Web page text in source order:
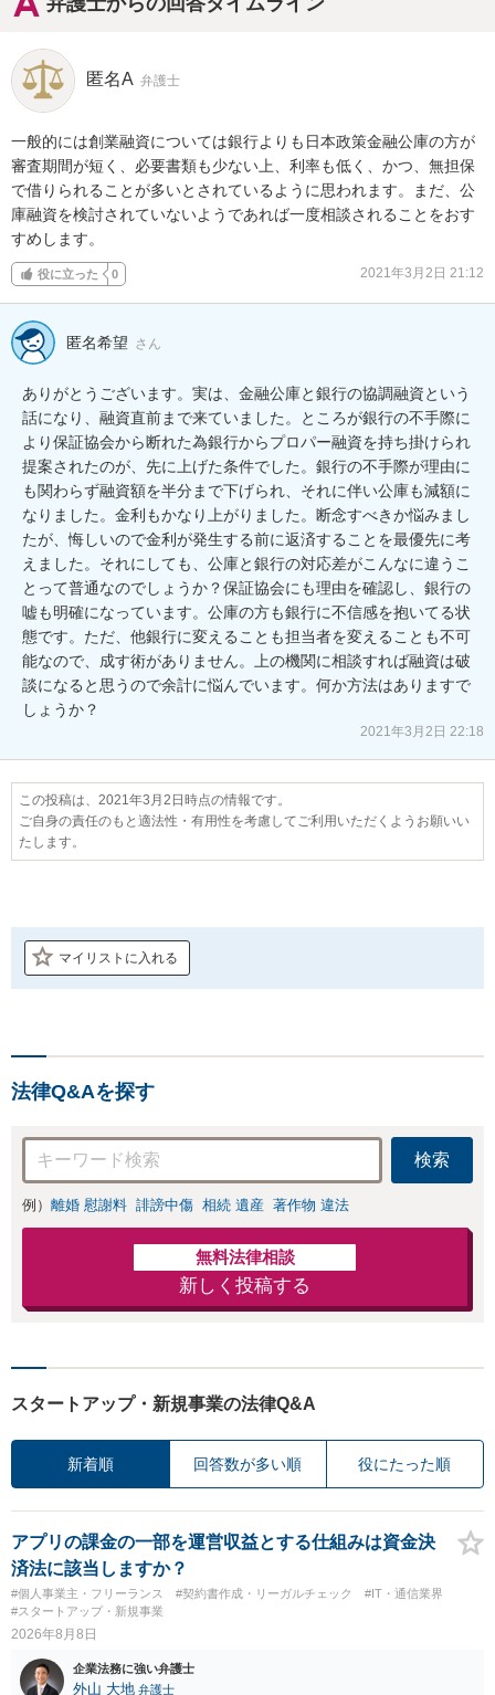
匿名A 弁護士
一般的には創業融資については銀行よりも日本政策金融公庫の方が
審査期間が短く、必要書類も少ない上、利率も低く、かつ、無担保
で借りられることが多いとされているように思われます。まだ、公
庫融資を検討されていないようであれば一度相談されることをおす
すめします。
役に立った 0 2021年3月2日 21:12
匿名希望 さん
ありがとうございます。実は、金融公庫と銀行の協調融資という
話になり、融資直前まで来ていました。ところが銀行の不手際に
より保証協会から断れた為銀行からプロパー融資を持ち掛けられ
提案されたのが、先に上げた条件でした。銀行の不手際が理由に
も関わらず融資額を半分まで下げられ、それに伴い公庫も減額に
なりました。金利もかなり上がりました。断念すべきか悩みまし
たが、悔しいので金利が発生する前に返済することを最優先に考
えました。それにしても、公庫と銀行の対応差がこんなに違うこ
とって普通なのでしょうか？保証協会にも理由を確認し、銀行の
嘘も明確になっています。公庫の方も銀行に不信感を抱いてる状
態です。ただ、他銀行に変えることも担当者を変えることも不可
能なので、成す術がありません。上の機関に相談すれば融資は破
談になると思うので余計に悩んでいます。何か方法はありますで
しょうか？
2021年3月2日 22:18
この投稿は、2021年3月2日時点の情報です。
ご自身の責任のもと適法性・有用性を考慮してご利用いただくようお願いい
たします。
マイリストに入れる
法律Q&Aを探す
検索
例） 離婚 慰謝料 誹謗中傷 相続 遺産 著作物 違法
無料法律相談
新しく投稿する
スタートアップ・新規事業の法律Q&A
新着順 回答数が多い順 役にたった順
アプリの課金の一部を運営収益とする仕組みは資金決
済法に該当しますか？
#個人事業主・フリーランス #契約書作成・リーガルチェック
#IT・通信業界
#スタートアップ・新規事業
2026年8月8日
企業法務に強い弁護士
外山 大地 弁護士